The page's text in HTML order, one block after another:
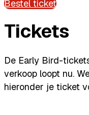
Bestel ticket
Tickets
De Early Bird-
verkoop loopt nu.
hieronder je ticket